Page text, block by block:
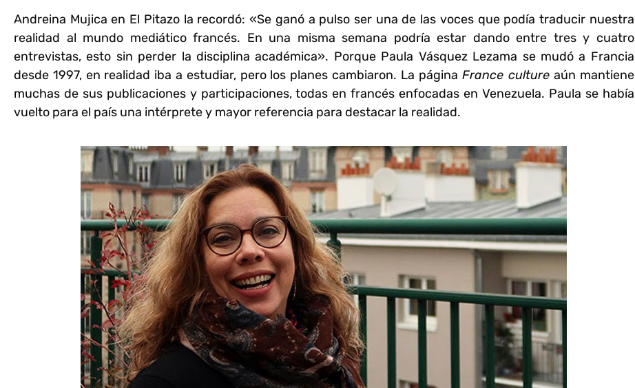
Andreina Mujica en El Pitazo la recordó: «Se ganó a pulso ser una de las voces que podía traducir nuestra
realidad al mundo mediático francés. En una misma semana podría estar dando entre tres y cuatro
entrevistas, esto sin perder la disciplina académica». Porque Paula Vásquez Lezama se mudó a Francia
desde 1997, en realidad iba a estudiar, pero los planes cambiaron. La página France culture aún mantiene
muchas de sus publicaciones y participaciones, todas en francés enfocadas en Venezuela. Paula se había
vuelto para el país una intérprete y mayor referencia para destacar la realidad.